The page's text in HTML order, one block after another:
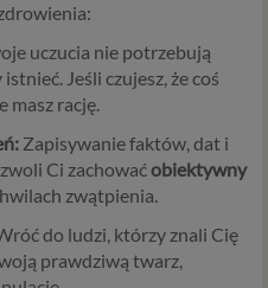
uczucia nie potrzebują
Jeśli czujesz, że coś
masz rację.
Zapisywanie faktów, dat i
Ci zachowaćobiektywny
zwątpienia.
do ludzi, którzy znali Cię
prawdziwą twarz,